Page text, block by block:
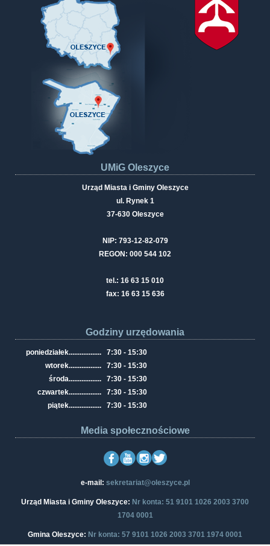
UMiG Oleszyce
Urząd Miasta i Gminy Oleszyce
ul. Rynek 1
37-630 Oleszyce
NIP: 793-12-82-079
REGON: 000 544 102
tel.: 16 63 15 010
fax: 16 63 15 636
Godziny urzędowania
poniedziałek..................
7:30 - 15:30
wtorek..................
7:30 - 15:30
środa..................
7:30 - 15:30
czwartek..................
7:30 - 15:30
piątek.................. 7:30 - 15:30
Media społecznościowe
e-mail: sekretariat@oleszyce.pl
Urząd Miasta i Gminy Oleszyce: Nr konta: 51 9101 1026 2003 3700
1704 0001
Gmina Oleszyce: Nr konta: 57 9101 1026 2003 3701 1974 0001